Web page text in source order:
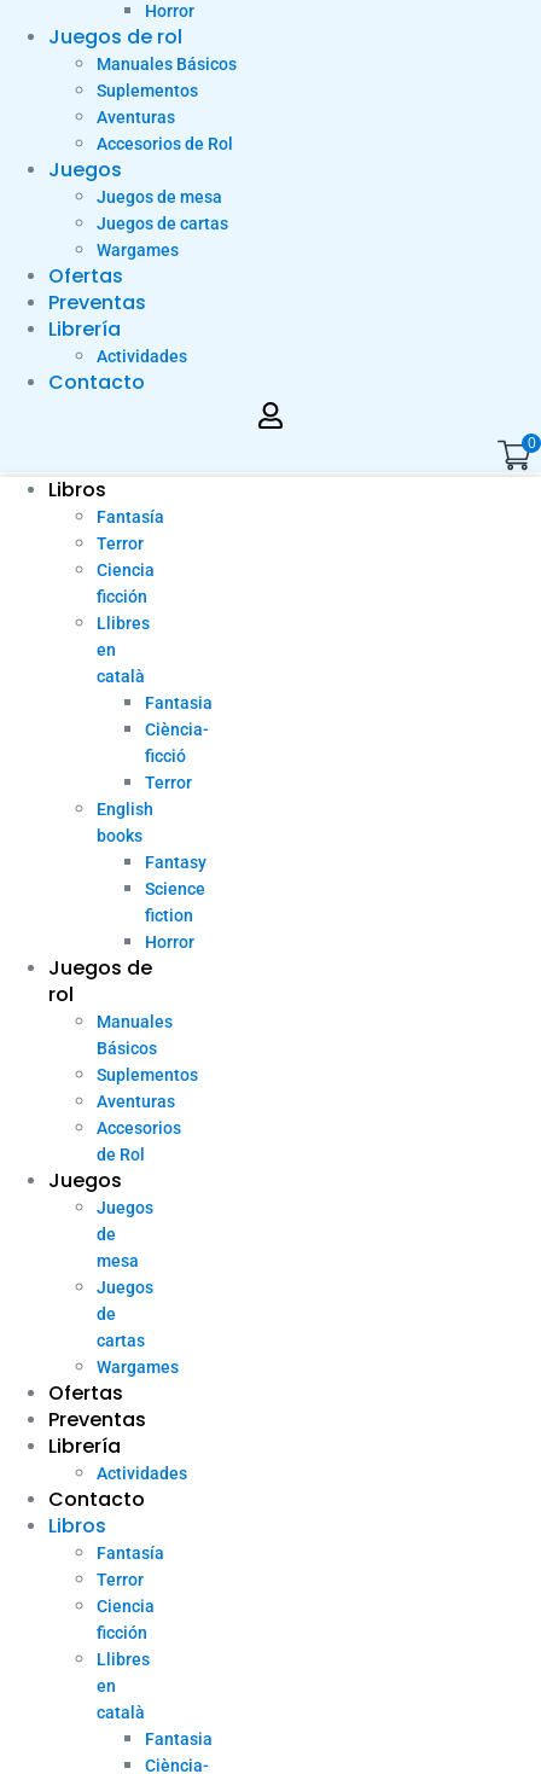
Horror
Juegos de rol
Manuales Básicos
Suplementos
Aventuras
Accesorios de Rol
Juegos
Juegos de mesa
Juegos de cartas
Wargames
Ofertas
Preventas
Librería
Actividades
Contacto
0
Libros
Fantasía
Terror
Ciencia
ficción
Llibres
en
català
Fantasia
Ciència-
ficció
Terror
English
books
Fantasy
Science
fiction
Horror
Juegos de
rol
Manuales
Básicos
Suplementos
Aventuras
Accesorios
de Rol
Juegos
Juegos
de
mesa
Juegos
de
cartas
Wargames
Ofertas
Preventas
Librería
Actividades
Contacto
Libros
Fantasía
Terror
Ciencia
ficción
Llibres
en
català
Fantasia
Ciència-